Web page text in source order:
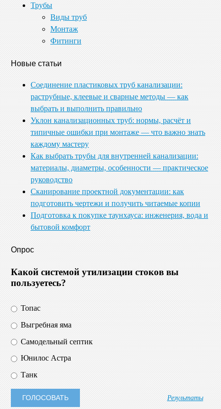
Трубы
Виды труб
Монтаж
Фитинги
Новые статьи
Соединение пластиковых труб канализации:
раструбные, клеевые и сварные методы — как
выбрать и выполнить правильно
Уклон канализационных труб: нормы, расчёт и
типичные ошибки при монтаже — что важно знать
каждому мастеру
Как выбрать трубы для внутренней канализации:
материалы, диаметры, особенности — практическое
руководство
Сканирование проектной документации: как
подготовить чертежи и получить читаемые копии
Подготовка к покупке таунхауса: инженерия, вода и
бытовой комфорт
Опрос
Какой системой утилизации стоков вы
пользуетесь?
Топас
Выгребная яма
Самодельный септик
Юнилос Астра
Танк
Результаты